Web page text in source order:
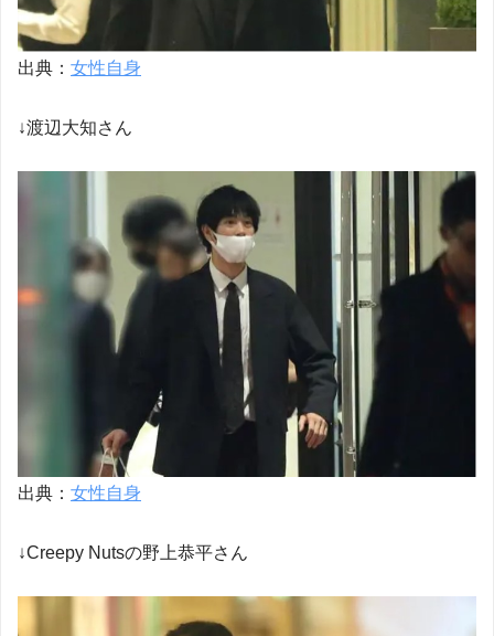
出典： 女性自身
↓渡辺大知さん
出典： 女性自身
↓Creepy Nutsの野上恭平さん